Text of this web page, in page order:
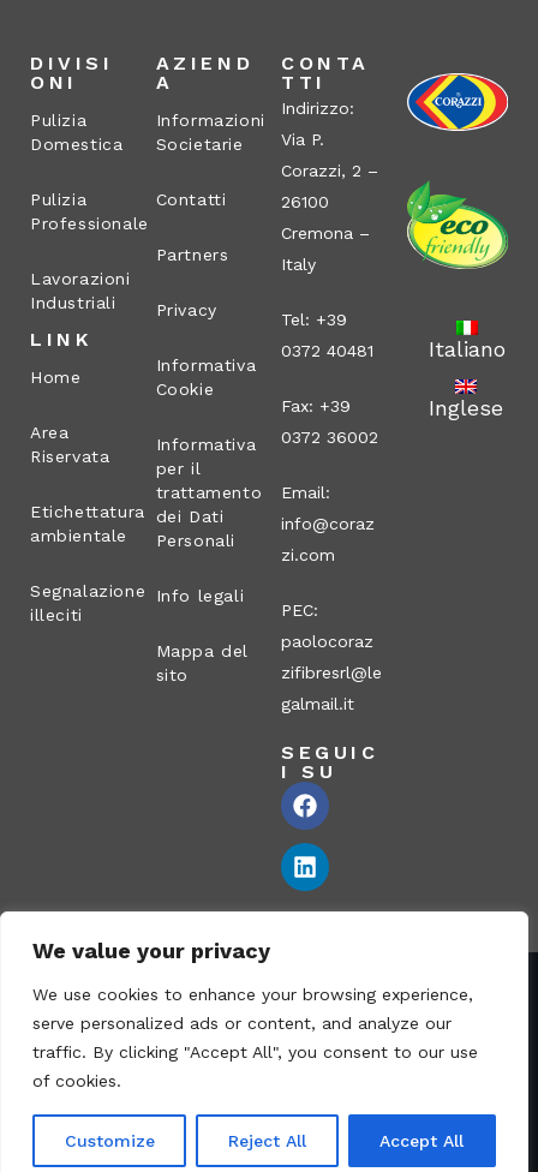
We value your privacy
We use cookies to enhance your browsing experience,
serve personalized ads or content, and analyze our
traffic. By clicking "Accept All", you consent to our use
of cookies.
Customize Reject All Accept All
DIVISI
ONI
Pulizia
Domestica
Pulizia
Professionale
Lavorazioni
Industriali
LINK
Home
Area
Riservata
Etichettatura
ambientale
Segnalazione
illeciti
AZIEND
A
Informazioni
Societarie
Contatti
Partners
Privacy
Informativa
Cookie
Informativa
per il
trattamento
dei Dati
Personali
Info legali
Mappa del
sito
CONTA
TTI
Indirizzo:
Via P.
Corazzi, 2 –
26100
Cremona –
Italy
Tel: +39
0372 40481
Fax: +39
0372 36002
Email:
info@coraz
zi.com
PEC:
paolocoraz
zifibresrl@le
galmail.it
SEGUIC
I SU
Italiano
Inglese
Corazzi Fibre S.r.l. – Via P. Corazzi, 2 – 26100 Cremona –
Italia
Partita IVA: 00836170191 – N° REA CR-115794 – Capitale